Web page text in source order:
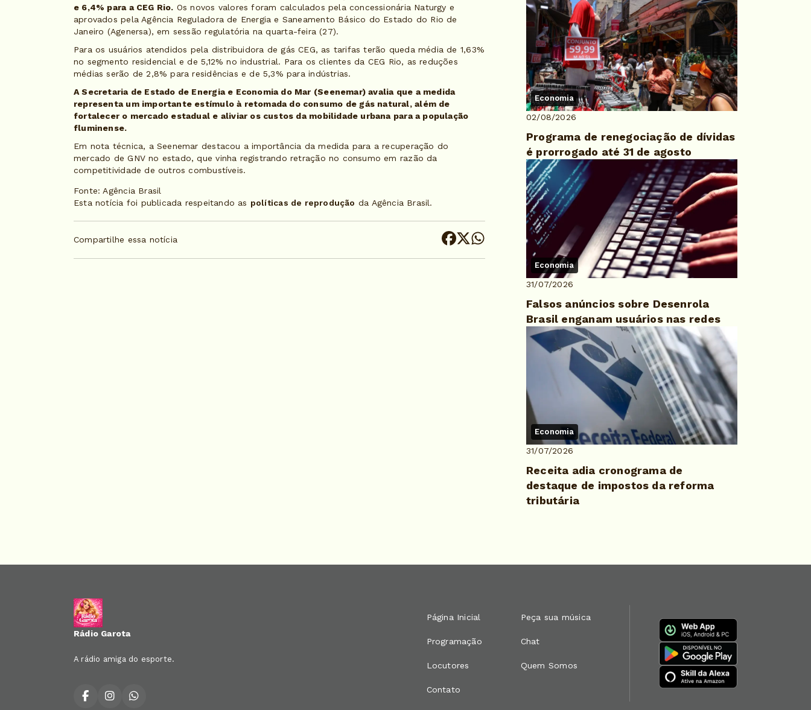
e 6,4% para a CEG Rio. Os novos valores foram calculados pela concessionária Naturgy e
aprovados pela Agência Reguladora de Energia e Saneamento Básico do Estado do Rio de
Janeiro (Agenersa), em sessão regulatória na quarta-feira (27).
Para os usuários atendidos pela distribuidora de gás CEG, as tarifas terão queda média de 1,63%
no segmento residencial e de 5,12% no industrial. Para os clientes da CEG Rio, as reduções
médias serão de 2,8% para residências e de 5,3% para indústrias.
A Secretaria de Estado de Energia e Economia do Mar (Seenemar) avalia que a medida
representa um importante estímulo à retomada do consumo de gás natural, além de
fortalecer o mercado estadual e aliviar os custos da mobilidade urbana para a população
fluminense.
Em nota técnica, a Seenemar destacou a importância da medida para a recuperação do
mercado de GNV no estado, que vinha registrando retração no consumo em razão da
competitividade de outros combustíveis.
Fonte: Agência Brasil
Esta notícia foi publicada respeitando as políticas de reprodução da Agência Brasil.
Compartilhe essa notícia
Economia
02/08/2026
Programa de renegociação de dívidas
é prorrogado até 31 de agosto
Economia
31/07/2026
Falsos anúncios sobre Desenrola
Brasil enganam usuários nas redes
Economia
31/07/2026
Receita adia cronograma de
destaque de impostos da reforma
tributária
Rádio Garota
A rádio amiga do esporte.
Página Inicial
Programação
Locutores
Contato
Peça sua música
Chat
Quem Somos